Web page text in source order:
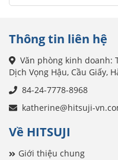
Thông tin liên hệ
Văn phòng kinh doanh:
Dịch Vọng Hậu, Cầu Giấy,
84-24-7778-8968
katherine@hitsuji-
Về HITSUJI
Giới thiệu chung